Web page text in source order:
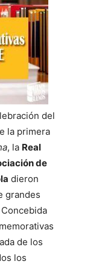
del
la primera
, la Real
de
dieron
grandes
de los
los